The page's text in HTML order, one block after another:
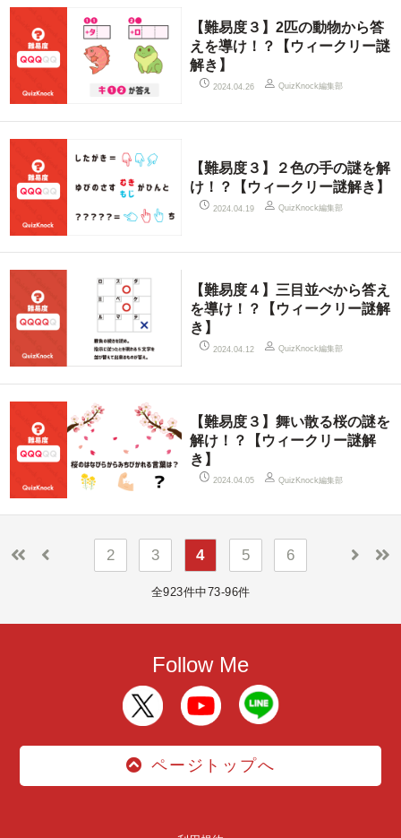
【難易度３】2匹の動物から答
えを導け！？【ウィークリー謎
解き】
2024.04.26 QuizKnock編集部
【難易度３】２色の手の謎を解
け！？【ウィークリー謎解き】
2024.04.19 QuizKnock編集部
【難易度４】三目並べから答え
を導け！？【ウィークリー謎解
き】
2024.04.12 QuizKnock編集部
【難易度３】舞い散る桜の謎を
解け！？【ウィークリー謎解
き】
2024.04.05 QuizKnock編集部
2 3 4 5 6
全923件中73-96件
Follow Me
ページトップへ